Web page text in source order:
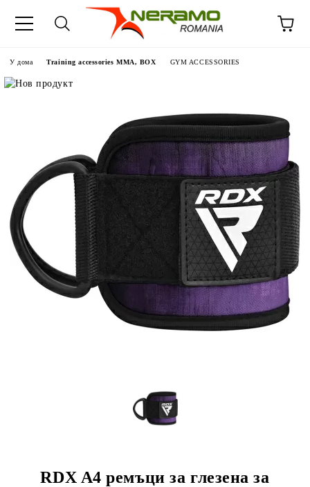
У дома Training accessories MMA, BOX GYM ACCESSORIES
RDX A4 ремъци за глезена за